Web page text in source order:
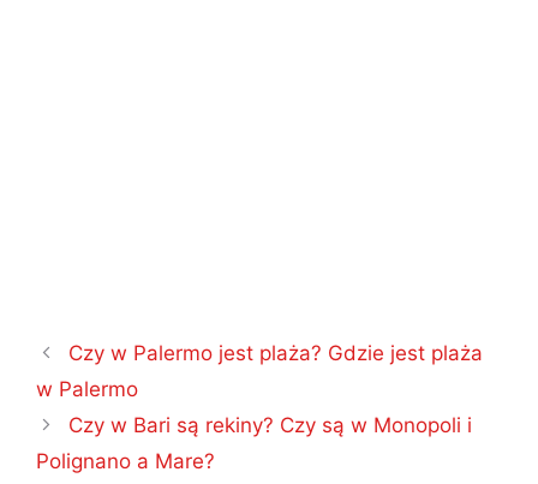
Nawigacja
wpisu
Czy w Palermo jest plaża? Gdzie jest plaża
w Palermo
Czy w Bari są rekiny? Czy są w Monopoli i
Polignano a Mare?